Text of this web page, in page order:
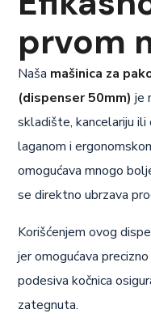
prvom
Naša mašinica za
(dispenser 50mm) je
skladište, kancelariju ili
laganom i
omogućava mnogo
se direktno ubrzava
Korišćenjem ovog
jer omogućava
podesiva kočnica
zategnuta.